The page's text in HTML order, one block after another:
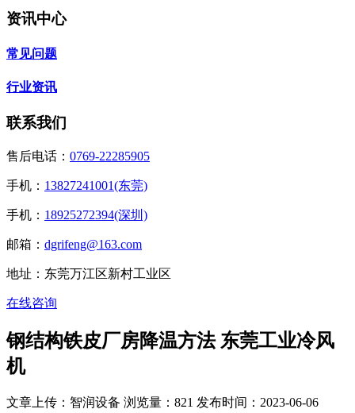
资讯中心
常见问题
行业资讯
联系我们
售后电话： 0769-22285905
手机： 13827241001(东莞)
手机： 18925272394(深圳)
邮箱： dgrifeng@163.com
地址：东莞万江区新村工业区
在线咨询
钢结构铁皮厂房降温方法 东莞工业冷风
机
文章上传：智润设备 浏览量：821 发布时间：2023-06-06